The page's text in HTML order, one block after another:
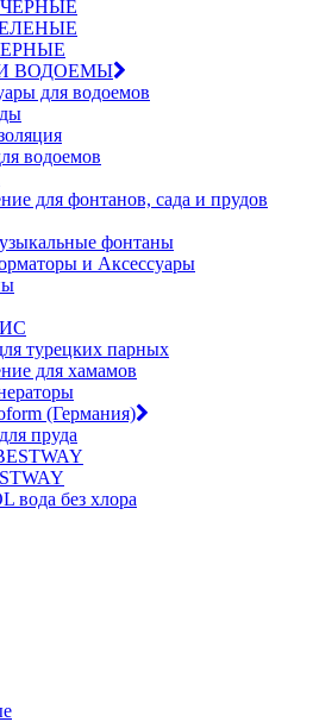
ЧЕРНЫЕ
ВОДОЕМЫ
для водоемов
водоемов
для фонтанов, сада и прудов
фонтаны
и Аксессуары
турецких парных
для хамамов
(Германия)
пруда
вода без хлора